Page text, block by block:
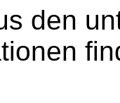
den